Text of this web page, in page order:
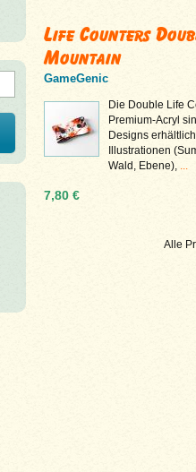
Life Counters
Mountain
GameGenic
Die Double Life
Premium-Acryl
Designs
Illustrationen
Wald, Ebene), ...
7,80 €
Alle